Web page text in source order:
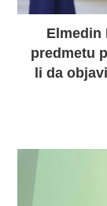
Elmedin
predmetu
li da